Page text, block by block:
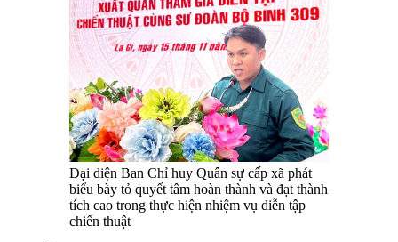
Đại diện Ban Chỉ huy Quân sự cấp xã phát
biểu bày tỏ quyết tâm hoàn thành và đạt thành
tích cao trong thực hiện nhiệm vụ diễn tập
chiến thuật